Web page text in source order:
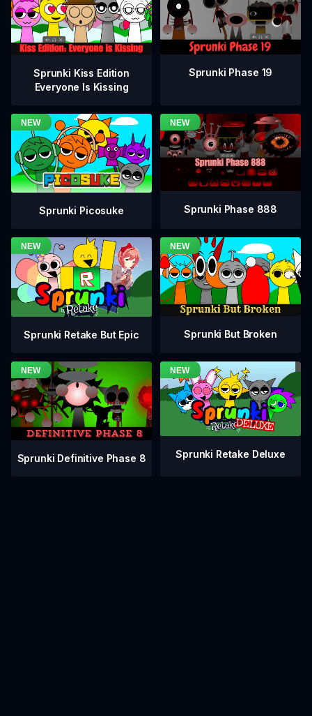
Sprunki Kiss Edition
Everyone Is Kissing
Sprunki Phase 19
Sprunki Picosuke Sprunki Phase 888
Sprunki Retake But Epic Sprunki But Broken
Sprunki Definitive Phase 8 Sprunki Retake Deluxe